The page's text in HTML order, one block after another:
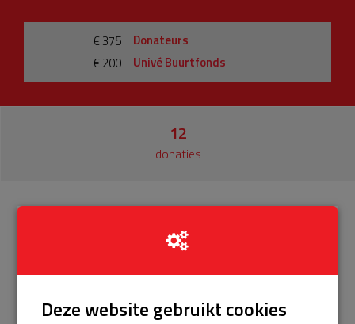
€ 375
Donateurs
€ 200
Univé Buurtfonds
12
donaties
Het servicepakket van onze BuurtAED verloopt bijna en
blijft. Help je mee? Doneer voor ons servicepakket!
Deze website gebruikt cookies